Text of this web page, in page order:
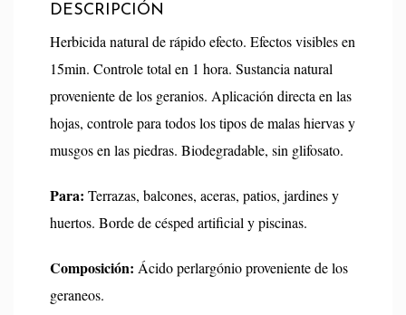
DESCRIPCIÓN
Herbicida natural de rápido efecto. Efectos visibles en
15min. Controle total en 1 hora. Sustancia natural
proveniente de los geranios. Aplicación directa en las
hojas, controle para todos los tipos de malas hiervas y
musgos en las piedras. Biodegradable, sin glifosato.
Para: Terrazas, balcones, aceras, patios, jardines y
huertos. Borde de césped artificial y piscinas.
Composición: Ácido perlargónio proveniente de los
geraneos.